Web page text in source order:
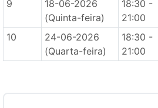
9
18-06-2026
(Quinta-feira)
18:30 -
21:00
10
24-06-2026
(Quarta-feira)
18:30 -
21:00